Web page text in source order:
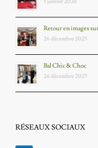
Retour en images
26 décembre 2025
Bal Chic & Choc
26 décembre 2025
RÉSEAUX SOCIAUX